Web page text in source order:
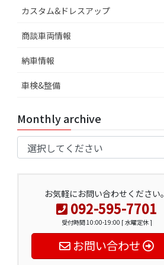
カスタム&ドレスアップ
商談車両情報
納車情報
車検&整備
Monthly archive
お気軽にお問い合わせください。
092-595-7701
受付時間 10:00-19:00 [ 水曜定休 ]
お問い合わせ